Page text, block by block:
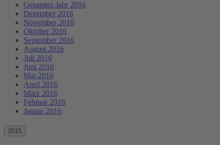
Gesamtes Jahr 2016
Dezember 2016
November 2016
Oktober 2016
September 2016
August 2016
Juli 2016
Juni 2016
Mai 2016
April 2016
März 2016
Februar 2016
Januar 2016
2015